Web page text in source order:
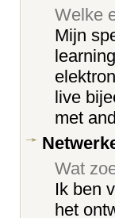
Welke
Mijn
live
met
Wat
Ik ben
het